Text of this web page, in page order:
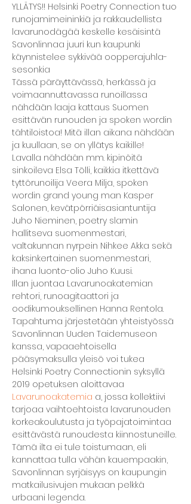
YLLÄTYS!! Helsinki Poetry Connection tuo
runojamimeininkiä ja rakkaudellista
lavarunodägää keskelle kesäisintä
Savonlinnaa juuri kun kaupunki
käynnistelee sykkivää oopperajuhla-
sesonkia
Tässä päräyttävässä, herkässä ja
voimaannuttavassa runoillassa
nähdään laaja kattaus Suomen
esittävän runouden ja spoken wordin
tähtiloistoa! Mitä illan aikana nähdään
ja kuullaan, se on yllätys kaikille!
Lavalla nähdään mm. kipinöitä
sinkoileva Elsa Tölli, kaikkia itkettävä
tyttörunoilija Veera Milja, spoken
wordin grand young man Kasper
Salonen, kevätpörriäisasiantuntija
Juho Nieminen, poetry slamin
hallitseva suomenmestari,
valtakunnan nyrpein Nihkee Akka sekä
kaksinkertainen suomenmestari,
ihana luonto-olio Juho Kuusi.
Illan juontaa Lavarunoakatemian
rehtori, runoagitaattori ja
oodikumouksellinen Hanna Rentola.
Tapahtuma järjestetään yhteistyössä
Savonlinnan Uuden Taidemuseon
kanssa, vapaaehtoisella
pääsymaksulla yleisö voi tukea
Helsinki Poetry Connectionin syksyllä
2019 opetuksen aloittavaa
Lavarunoakatemia a, jossa kollektiivi
tarjoaa vaihtoehtoista lavarunouden
korkeakoulutusta ja työpajatoimintaa
esittävästä runoudesta kiinnostuneille.
Tämä ilta ei tule toistumaan, eli
kannattaa tulla vähän kauempaakin,
Savonlinnan syrjäisyys on kaupungin
matkailusivujen mukaan pelkkä
urbaani legenda.